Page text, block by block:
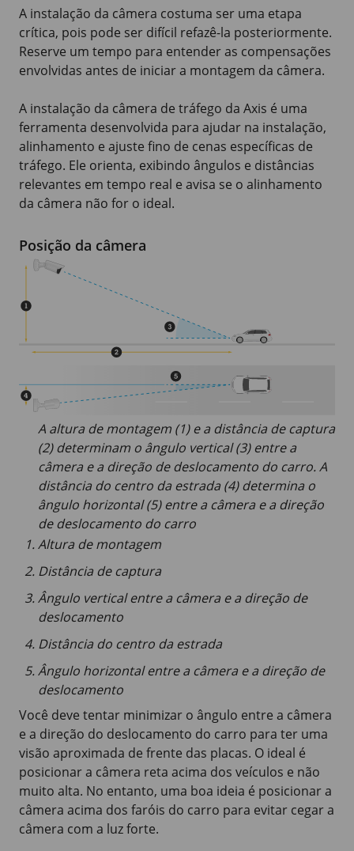
A instalação da câmera costuma ser uma etapa
crítica, pois pode ser difícil refazê-la posteriormente.
Reserve um tempo para entender as compensações
envolvidas antes de iniciar a montagem da câmera.
A instalação da câmera de tráfego da Axis é uma
ferramenta desenvolvida para ajudar na instalação,
alinhamento e ajuste fino de cenas específicas de
tráfego. Ele orienta, exibindo ângulos e distâncias
relevantes em tempo real e avisa se o alinhamento
da câmera não for o ideal.
Posição da câmera
A altura de montagem (1) e a distância de captura
(2) determinam o ângulo vertical (3) entre a
câmera e a direção de deslocamento do carro. A
distância do centro da estrada (4) determina o
ângulo horizontal (5) entre a câmera e a direção
de deslocamento do carro
Altura de montagem
Distância de captura
Ângulo vertical entre a câmera e a direção de
deslocamento
Distância do centro da estrada
Ângulo horizontal entre a câmera e a direção de
deslocamento
Você deve tentar minimizar o ângulo entre a câmera
e a direção do deslocamento do carro para ter uma
visão aproximada de frente das placas. O ideal é
posicionar a câmera reta acima dos veículos e não
muito alta. No entanto, uma boa ideia é posicionar a
câmera acima dos faróis do carro para evitar cegar a
câmera com a luz forte.